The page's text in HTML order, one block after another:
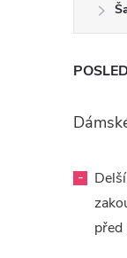
-
před